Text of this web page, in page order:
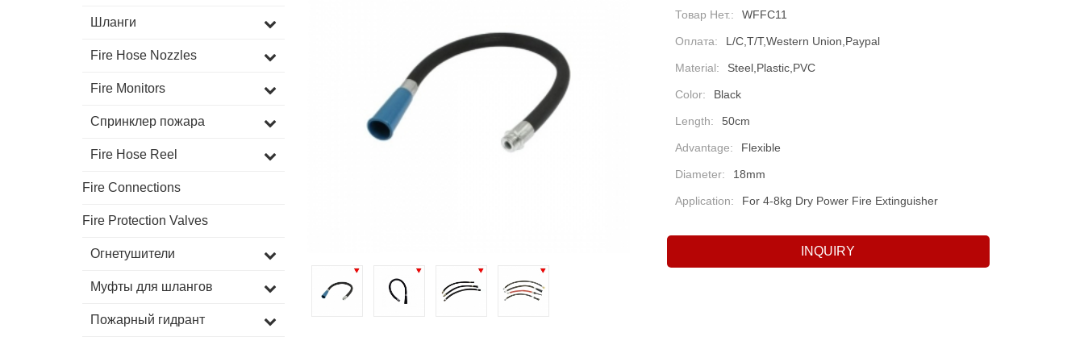
Шланги
Fire Hose Nozzles
Fire Monitors
Спринклер пожара
Fire Hose Reel
Fire Connections
Fire Protection Valves
Огнетушители
Муфты для шлангов
Пожарный гидрант
Товар Нет.: WFFC11
Оплата: L/C,T/T,Western Union,Paypal
Material: Steel,Plastic,PVC
Color: Black
Length: 50cm
Advantage: Flexible
Diameter: 18mm
Application: For 4-8kg Dry Power Fire Extinguisher
INQUIRY